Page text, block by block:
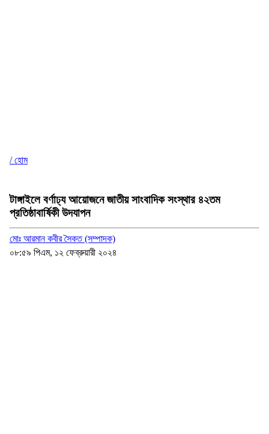
/ হোম
টাঙ্গাইলে বর্ণাঢ্য আয়োজনে জাতীয় সাংবাদিক সংস্থার ৪২তম
প্রতিষ্ঠাবার্ষিকী উদযাপন
মোঃ আরমান কবীর সৈকত (সম্পাদক)
০৮:৫৯ পিএম, ১২ ফেব্রুয়ারী ২০২৪